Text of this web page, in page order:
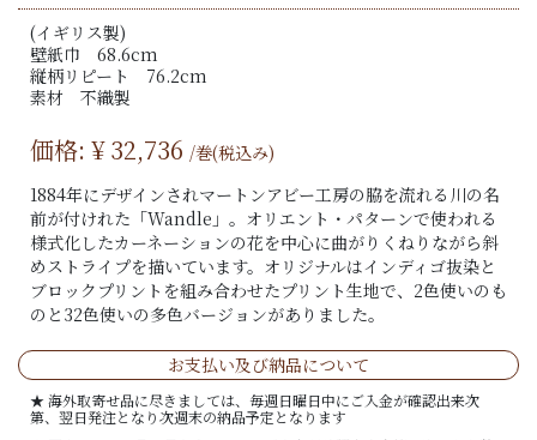
(イギリス製)
壁紙巾 68.6cm
縦柄リピート 76.2cm
素材 不織製
価格: ¥32,736 /巻(税込み)
1884年にデザインされマートンアビー工房の脇を流れる川の名
前が付けれた「Wandle」。オリエント・パターンで使われる
様式化したカーネーションの花を中心に曲がりくねりながら斜
めストライプを描いています。オリジナルはインディゴ抜染と
ブロックプリントを組み合わせたプリント生地で、2色使いのも
のと32色使いの多色バージョンがありました。
お支払い及び納品について
★ 海外取寄せ品に尽きましては、毎週日曜日中にご入金が確認出来次
第、翌日発注となり次週末の納品予定となります